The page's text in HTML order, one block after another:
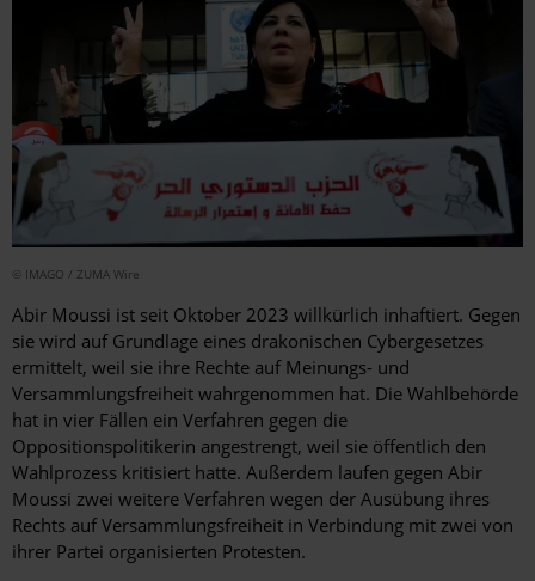
© IMAGO / ZUMA Wire
Abir Moussi ist seit Oktober 2023 willkürlich inhaftiert. Gegen
sie wird auf Grundlage eines drakonischen Cybergesetzes
ermittelt, weil sie ihre Rechte auf Meinungs- und
Versammlungsfreiheit wahrgenommen hat. Die Wahlbehörde
hat in vier Fällen ein Verfahren gegen die
Oppositionspolitikerin angestrengt, weil sie öffentlich den
Wahlprozess kritisiert hatte. Außerdem laufen gegen Abir
Moussi zwei weitere Verfahren wegen der Ausübung ihres
Rechts auf Versammlungsfreiheit in Verbindung mit zwei von
ihrer Partei organisierten Protesten.